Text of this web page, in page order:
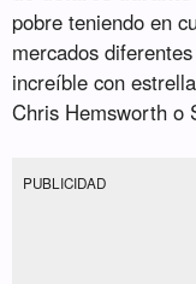
pobre teniendo en
mercados
increíble con
Chris Hemsworth o
PUBLICIDAD